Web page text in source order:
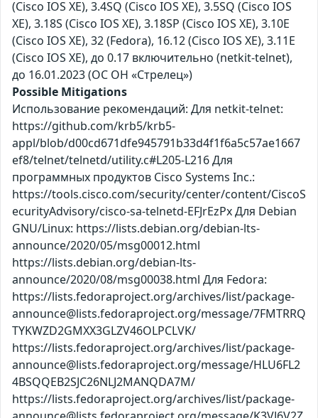
(Cisco IOS XE), 3.4SQ (Cisco IOS XE), 3.5SQ (Cisco IOS
XE), 3.18S (Cisco IOS XE), 3.18SP (Cisco IOS XE), 3.10E
(Cisco IOS XE), 32 (Fedora), 16.12 (Cisco IOS XE), 3.11E
(Cisco IOS XE), до 0.17 включительно (netkit-telnet),
до 16.01.2023 (ОС ОН «Стрелец»)
Possible Mitigations
Использование рекомендаций: Для netkit-telnet:
https://github.com/krb5/krb5-
appl/blob/d00cd671dfe945791b33d4f1f6a5c57ae1667
ef8/telnet/telnetd/utility.c#L205-L216 Для
программных продуктов Cisco Systems Inc.:
https://tools.cisco.com/security/center/content/CiscoS
ecurityAdvisory/cisco-sa-telnetd-EFJrEzPx Для Debian
GNU/Linux: https://lists.debian.org/debian-lts-
announce/2020/05/msg00012.html
https://lists.debian.org/debian-lts-
announce/2020/08/msg00038.html Для Fedora:
https://lists.fedoraproject.org/archives/list/package-
announce@lists.fedoraproject.org/message/7FMTRRQ
TYKWZD2GMXX3GLZV46OLPCLVK/
https://lists.fedoraproject.org/archives/list/package-
announce@lists.fedoraproject.org/message/HLU6FL2
4BSQQEB2SJC26NLJ2MANQDA7M/
https://lists.fedoraproject.org/archives/list/package-